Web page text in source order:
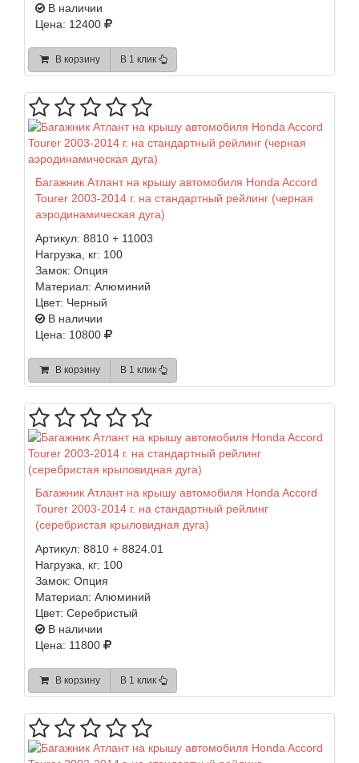
В наличии
Цена: 12400
В корзину В 1 клик
Багажник Атлант на крышу автомобиля Honda Accord
Tourer 2003-2014 г. на стандартный рейлинг (черная
аэродинамическая дуга)
Артикул: 8810 + 11003
Нагрузка, кг: 100
Замок: Опция
Материал: Алюминий
Цвет: Черный
В наличии
Цена: 10800
В корзину В 1 клик
Багажник Атлант на крышу автомобиля Honda Accord
Tourer 2003-2014 г. на стандартный рейлинг
(серебристая крыловидная дуга)
Артикул: 8810 + 8824.01
Нагрузка, кг: 100
Замок: Опция
Материал: Алюминий
Цвет: Серебристый
В наличии
Цена: 11800
В корзину В 1 клик